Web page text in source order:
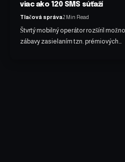
viac ako 120 SMS súťaží
Tlačová správa2 Min Read
Štvrtý mobilný operátor rozšíril
zábavy zasielaním tzn. prémiových…